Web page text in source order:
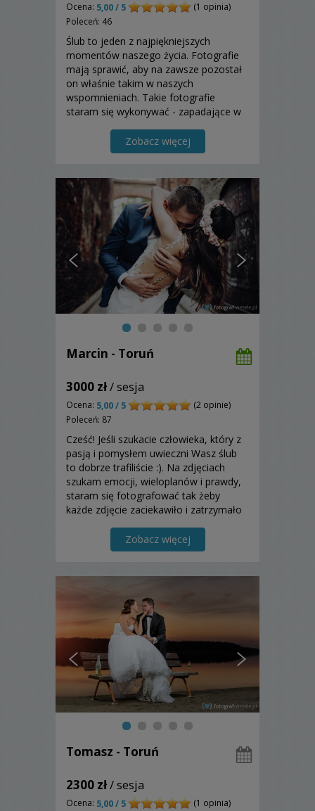
Ocena: 5,00 / 5
(1 opinia)
Poleceń: 46
Ślub to jeden z najpiękniejszych
momentów naszego życia. Fotografie
mają sprawić, aby na zawsze pozostał
on właśnie takim w naszych
wspomnieniach. Takie fotografie
staram się wykonywać - zapadające w
Zobacz więcej
Marcin - Toruń
3000 zł/ sesja
Ocena: 5,00 / 5
(2 opinie)
Poleceń: 87
Cześć! Jeśli szukacie człowieka, który z
pasją i pomysłem uwieczni Wasz ślub
to dobrze trafiliście :). Na zdjęciach
szukam emocji, wieloplanów i prawdy,
staram się fotografować tak żeby
każde zdjęcie zaciekawiło i zatrzymało
reportaże i plenery zapraszam do
Zobacz więcej
Tomasz - Toruń
2300 zł/ sesja
Ocena: 5,00 / 5
(1 opinia)